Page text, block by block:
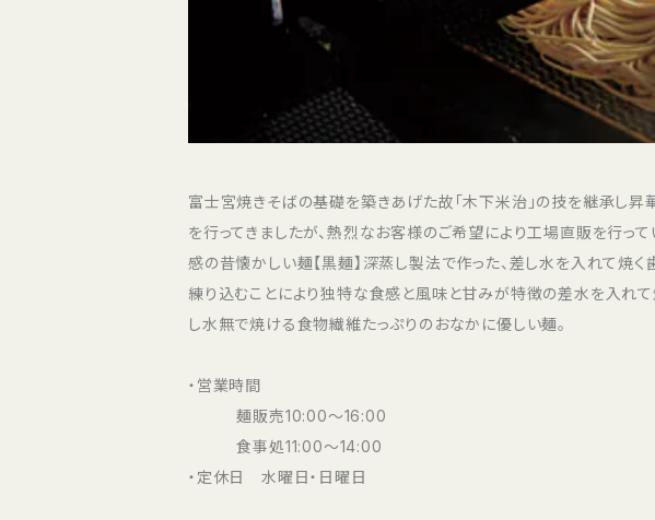
富士宮焼きそばの基礎を築きあげた故「木下米治」の技を継承し
を行ってきましたが、熱烈なお客様のご希望により工場直販を行っ
感の昔懐かしい麺【黒麺】深蒸し製法で作った、差し水を入れて焼
練り込むことにより独特な食感と風味と甘みが特徴の差水を入れて
し水無で焼ける食物繊維たっぷりのおなかに優しい麺。
・営業時間
麺販売10:00〜16:00
食事処11:00〜14:00
・定休日 水曜日・日曜日